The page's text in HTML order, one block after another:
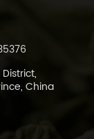
China